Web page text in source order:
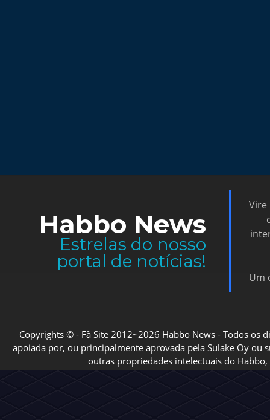
Habbo News
Estrelas do nosso
portal de notícias!
Vire
Um
Copyrights © - Fã Site 2012~2026 Habbo News - Todos os
apoiada por, ou principalmente aprovada pela Sulake Oy ou
outras propriedades intelectuais do